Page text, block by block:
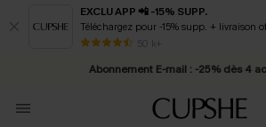
EXCLU APP 📲 -15% SUPP.
Téléchargez pour -15% supp. + livraison
50 k+
* Livraison éclair 2-3 jours
Abonnement E-mail : -25% dès 4